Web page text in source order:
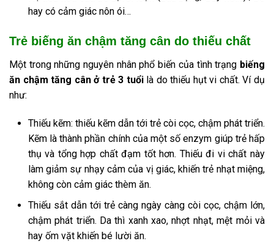
hay có cảm giác nôn ói…
Trẻ biếng ăn chậm tăng cân do thiếu chất
Một trong những nguyên nhân phổ biến của tình trạng biếng
ăn chậm tăng cân ở trẻ 3 tuổilà do thiếu hụt vi chất. Ví dụ
như:
Thiếu kẽm: thiếu kẽm dẫn tới trẻ còi cọc, chậm phát triển.
Kẽm là thành phần chính của một số enzym giúp trẻ hấp
thụ và tổng hợp chất đạm tốt hơn. Thiếu đi vi chất này
làm giảm sự nhạy cảm của vị giác, khiến trẻ nhạt miệng,
không còn cảm giác thèm ăn.
Thiếu sắt dẫn tới trẻ càng ngày càng còi cọc, chậm lớn,
chậm phát triển. Da thì xanh xao, nhợt nhạt, mệt mỏi và
hay ốm vặt khiến bé lười ăn.